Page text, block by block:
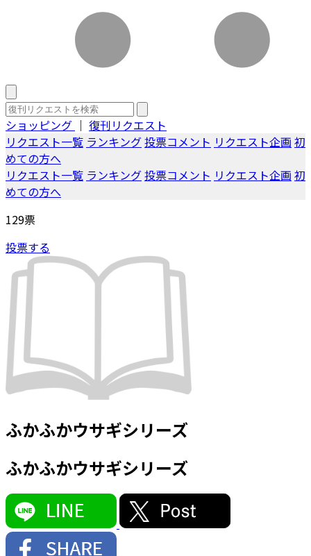
ショッピング ｜ 復刊リクエスト
リクエスト一覧 ランキング投票コメント リクエスト企画 初
めての方へ
リクエスト一覧 ランキング投票コメント リクエスト企画 初
めての方へ
129票
投票する
ふかふかウサギシリーズ
ふかふかウサギシリーズ